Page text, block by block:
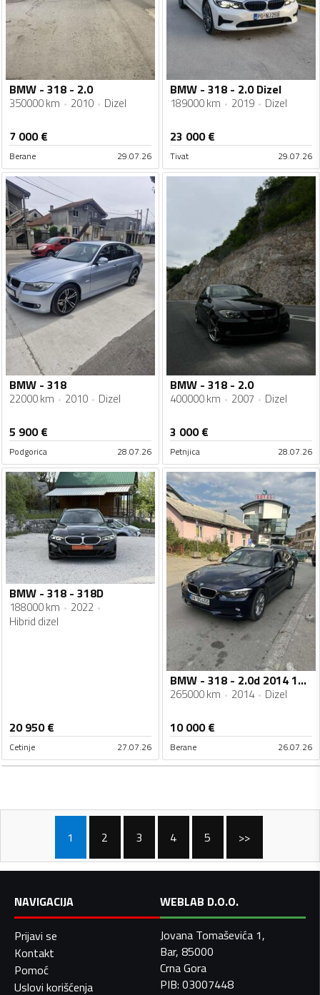
BMW - 318 - 2.0
350000 km 2010 Dizel
7 000€
Berane 29.07.26
BMW - 318 - 2.0 Dizel
189000 km 2019 Dizel
23 000€
Tivat 29.07.26
BMW - 318
22000 km 2010 Dizel
5 900€
Podgorica 28.07.26
BMW - 318 - 2.0
400000 km 2007 Dizel
3 000€
Petnjica 28.07.26
BMW - 318 - 318D
188000 km
2022
Hibrid dizel
20 950€
Cetinje 27.07.26
BMW - 318 - 2.0d 2014 105kw
265000 km 2014 Dizel
10 000€
Berane 26.07.26
1 2 3 4 5 >>
NAVIGACIJA
Prijavi se
Kontakt
Pomoć
Uslovi korišćenja
WEBLAB D.O.O.
Jovana Tomaševića 1,
Bar, 85000
Crna Gora
PIB: 03007448